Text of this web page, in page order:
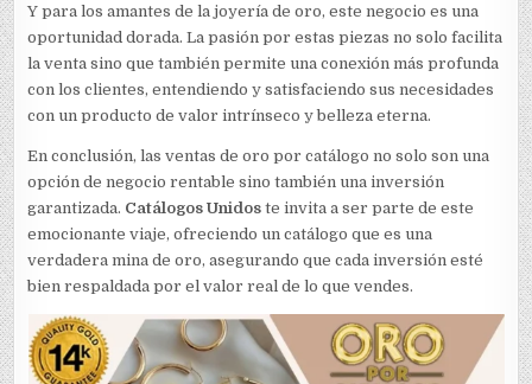
Y para los amantes de la joyería de oro, este negocio es una
oportunidad dorada. La pasión por estas piezas no solo facilita
la venta sino que también permite una conexión más profunda
con los clientes, entendiendo y satisfaciendo sus necesidades
con un producto de valor intrínseco y belleza eterna.
En conclusión, las ventas de oro por catálogo no solo son una
opción de negocio rentable sino también una inversión
garantizada. Catálogos Unidos te invita a ser parte de este
emocionante viaje, ofreciendo un catálogo que es una
verdadera mina de oro, asegurando que cada inversión esté
bien respaldada por el valor real de lo que vendes.